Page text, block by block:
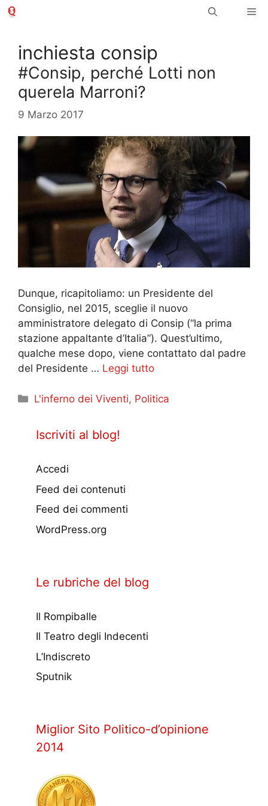
Vai
inchiesta consip
#Consip, perché Lotti non
querela Marroni?
9 Marzo 2017
Dunque, ricapitoliamo: un Presidente del
Consiglio, nel 2015, sceglie il nuovo
amministratore delegato di Consip (“la prima
stazione appaltante d’Italia”). Quest’ultimo,
qualche mese dopo, viene contattato dal padre
del Presidente … Leggi tutto
Categorie
L'inferno dei Viventi, Politica
Iscriviti al blog!
Accedi
Feed dei contenuti
Feed dei commenti
WordPress.org
Le rubriche del blog
Il Rompiballe
Il Teatro degli Indecenti
L’Indiscreto
Sputnik
Miglior Sito Politico-d’opinione
2014